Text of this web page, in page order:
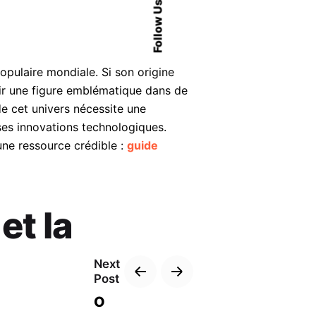
Follow Us
mondiale. Si son origine
une figure emblématique dans de
cet univers nécessite une
innovations technologiques.
ressource crédible : guide
la
de l’élevage. Son
Next
Post
Ο